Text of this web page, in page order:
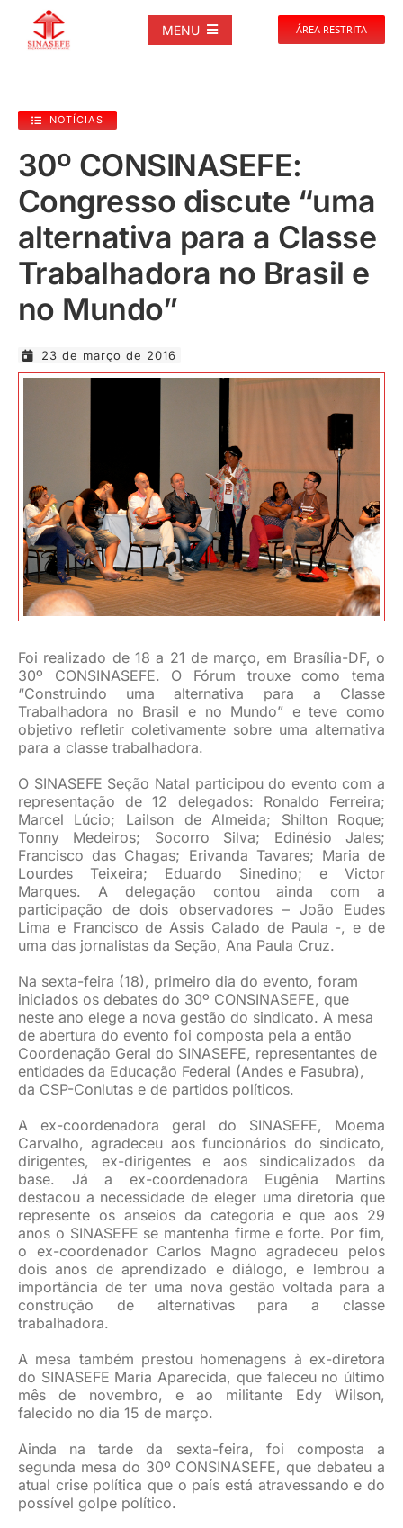
MENU
NOTÍCIAS
PUBLICAÇÕES
DOCUMENTOS
GALERIAS
EVENTOS
CLUBE
CONTATO
ÁREA RESTRITA
NOTÍCIAS
30º CONSINASEFE:
Congresso discute “uma
alternativa para a Classe
Trabalhadora no Brasil e
no Mundo”
23 de março de 2016
Foi realizado de 18 a 21 de março, em Brasília-DF, o
30º CONSINASEFE. O Fórum trouxe como tema
“Construindo uma alternativa para a Classe
Trabalhadora no Brasil e no Mundo” e teve como
objetivo refletir coletivamente sobre uma alternativa
para a classe trabalhadora.
O SINASEFE Seção Natal participou do evento com a
representação de 12 delegados: Ronaldo Ferreira;
Marcel Lúcio; Lailson de Almeida; Shilton Roque;
Tonny Medeiros; Socorro Silva; Edinésio Jales;
Francisco das Chagas; Erivanda Tavares; Maria de
Lourdes Teixeira; Eduardo Sinedino; e Victor
Marques. A delegação contou ainda com a
participação de dois observadores – João Eudes
Lima e Francisco de Assis Calado de Paula -, e de
uma das jornalistas da Seção, Ana Paula Cruz.
Na sexta-feira (18), primeiro dia do evento, foram
iniciados os debates do 30º CONSINASEFE, que
neste ano elege a nova gestão do sindicato. A mesa
de abertura do evento foi composta pela a então
Coordenação Geral do SINASEFE, representantes de
entidades da Educação Federal (Andes e Fasubra),
da CSP-Conlutas e de partidos políticos.
A ex-coordenadora geral do SINASEFE, Moema
Carvalho, agradeceu aos funcionários do sindicato,
dirigentes, ex-dirigentes e aos sindicalizados da
base. Já a ex-coordenadora Eugênia Martins
destacou a necessidade de eleger uma diretoria que
represente os anseios da categoria e que aos 29
anos o SINASEFE se mantenha firme e forte. Por fim,
o ex-coordenador Carlos Magno agradeceu pelos
dois anos de aprendizado e diálogo, e lembrou a
importância de ter uma nova gestão voltada para a
construção de alternativas para a classe
trabalhadora.
A mesa também prestou homenagens à ex-diretora
do SINASEFE Maria Aparecida, que faleceu no último
mês de novembro, e ao militante Edy Wilson,
falecido no dia 15 de março.
Ainda na tarde da sexta-feira, foi composta a
segunda mesa do 30º CONSINASEFE, que debateu a
atual crise política que o país está atravessando e do
possível golpe político.